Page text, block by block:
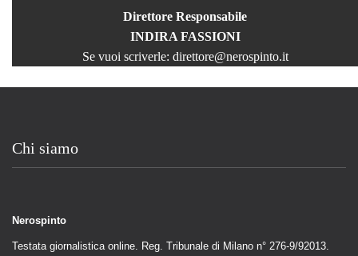
Direttore Responsabile
INDIRA FASSIONI
Se vuoi scriverle: direttore@nerospinto.it
Chi siamo
Nerospinto
Testata giornalistica online. Reg. Tribunale di Milano n° 276-9/92013.